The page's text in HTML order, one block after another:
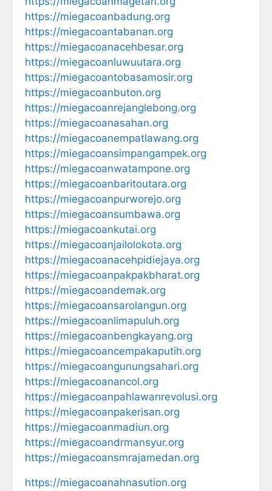
https://miegacoanbadung.org
https://miegacoantabanan.org
https://miegacoanacehbesar.org
https://miegacoanluwuutara.org
https://miegacoantobasamosir.org
https://miegacoanbuton.org
https://miegacoanrejanglebong.org
https://miegacoanasahan.org
https://miegacoanempatlawang.org
https://miegacoansimpangampek.org
https://miegacoanwatampone.org
https://miegacoanbaritoutara.org
https://miegacoanpurworejo.org
https://miegacoansumbawa.org
https://miegacoankutai.org
https://miegacoanjailolokota.org
https://miegacoanacehpidiejaya.org
https://miegacoanpakpakbharat.org
https://miegacoandemak.org
https://miegacoansarolangun.org
https://miegacoanlimapuluh.org
https://miegacoanbengkayang.org
https://miegacoancempakaputih.org
https://miegacoangunungsahari.org
https://miegacoanancol.org
https://miegacoanpahlawanrevolusi.org
https://miegacoanpakerisan.org
https://miegacoanmadiun.org
https://miegacoandrmansyur.org
https://miegacoansmrajamedan.org
https://miegacoanahnasution.org